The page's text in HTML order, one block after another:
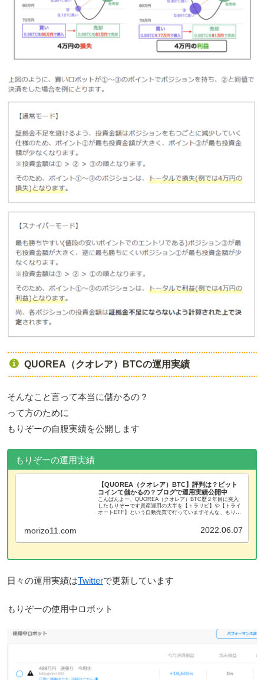
QUOREA（クオレア）BTCの運用実績
そんなこと言って本当に儲かるの？
って方のために
もりぞーの自腹実績を公開します
もりぞーの運用実績
【QUOREA（クオレア）BTC】評判は？ビット
コインて儲かるの？ブログで運用実績公開中
こんばんよー、QUOREA（クオレア）BTC歴２年目に突入
したもりぞーです資産運用の大半を【トラリピ】や【トライ
オートETF】という自動売買で行っていますそんな、もりぞ
morizo11.com 2022.06.07
日々の運用実績はTwitterで更新しています
もりぞーの使用中ロボット